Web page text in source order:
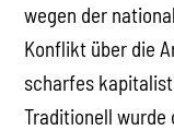
wegen der
Konflikt über die
scharfes
Traditionell wurde